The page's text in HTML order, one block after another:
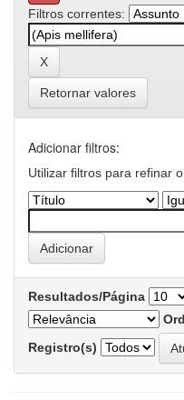
Filtros correntes:
Retornar valores
Adicionar filtros:
Utilizar filtros para refinar
Resultados/Página
Registro(s)